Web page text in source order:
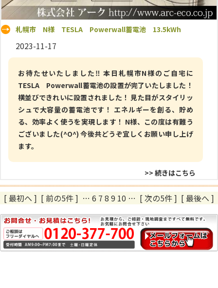
札幌市 N様 TESLA Powerwall蓄電池 13.5kWh
2023-11-17
お待たせいたしました‼ 本日札幌市N様のご自宅に
TESLA Powerwall蓄電池の設置が完了いたしました！
横並びできれいに設置されました！ 見た目がスタイリッ
シュで大容量の蓄電池です！ エネルギーを創る、貯め
る、効率よく使うを実現します！ N様、この度は有難う
ございました(^O^) 今後共どうぞ宜しくお願い申し上げ
ます。
>> 続きはこちら
[ 最初へ ] [ 前の5件 ] … 6 7 8 9 10 … [ 次の5件 ] [ 最後へ ]